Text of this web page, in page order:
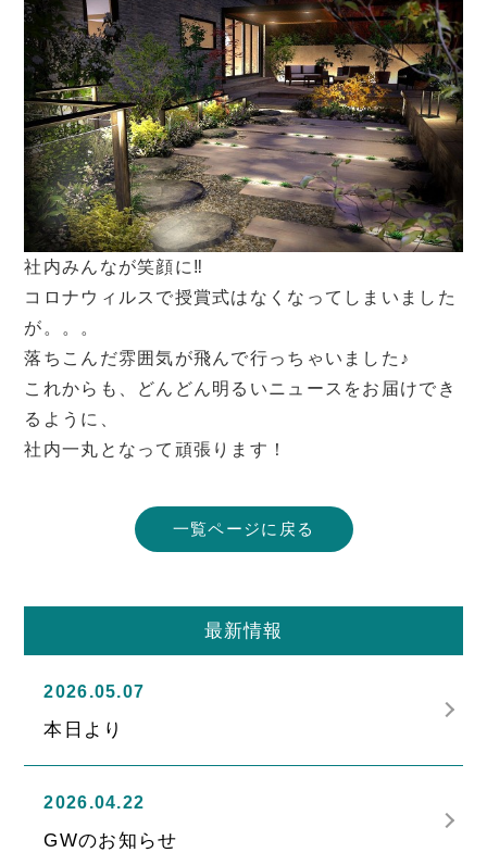
社内みんなが笑顔に‼
コロナウィルスで授賞式はなくなってしまいました
が。。。
落ちこんだ雰囲気が飛んで行っちゃいました♪
これからも、どんどん明るいニュースをお届けでき
るように、
社内一丸となって頑張ります！
一覧ページに戻る
最新情報
2026.05.07
本日より
2026.04.22
GWのお知らせ